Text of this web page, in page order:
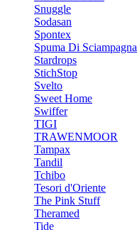
Snuggle
Sodasan
Spontex
Spuma Di Sciampagna
Stardrops
StichStop
Svelto
Sweet Home
Swiffer
TIGI
TRAWENMOOR
Tampax
Tandil
Tchibo
Tesori d'Oriente
The Pink Stuff
Theramed
Tide